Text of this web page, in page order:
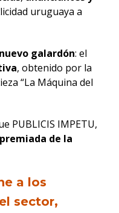
uruguaya a
nuevo galardón: el
, obtenido por la
“La Máquina del
PUBLICIS IMPETU,
de la
a los
sector,